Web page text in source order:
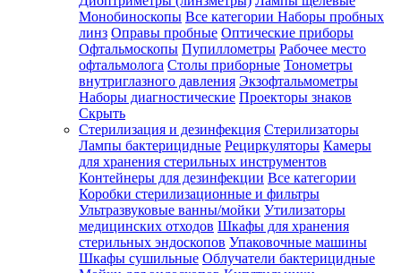
Монобиноскопы Все категории Наборы пробных
линз Оправы пробные Оптические приборы
Офтальмоскопы Пупиллометры Рабочее место
офтальмолога Столы приборные Тонометры
внутриглазного давления Экзофтальмометры
Наборы диагностические Проекторы знаков
Скрыть
Стерилизация и дезинфекция Стерилизаторы
Лампы бактерицидные Рециркуляторы Камеры
для хранения стерильных инструментов
Контейнеры для дезинфекции Все категории
Коробки стерилизационные и фильтры
Ультразвуковые ванны/мойки Утилизаторы
медицинских отходов Шкафы для хранения
стерильных эндоскопов Упаковочные машины
Шкафы сушильные Облучатели бактерицидные